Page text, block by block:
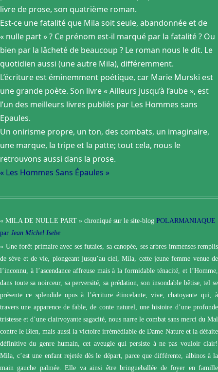
livre de prose, son quatrième roman.
Est-ce une fatalité que Mila soit seule, abandonnée et de
« nulle part » ? Ce prénom est-il marqué par la fatalité ? Ou
bien par la lâcheté de beaucoup ? Le roman nous le dit. Le
quotidien aussi (une autre Mila), différemment.
L’écriture est éminemment poétique, car Marie Murski est
une grande poète. Son livre « Ailleurs jusqu’à l’aube », est
l’un des meilleurs livres publiés par Les Hommes sans
Epaules.
Un onirisme propre, un ton, des combats, un imaginaire,
une marque, la tripe et la patte; tout cela, nous le
retrouvons aussi dans la prose.
« Les Hommes Sans Épaules »
« MILA DE NULLE PART » chroniqué sur le site-blog POLARMANIAQUE
par Jean Michel Isebe
« Une forêt primaire avec ses futaies, sa canopée, ses arbres immenses remplis
de sève et de vie, plongeant jusqu’au ciel, Mila, cette jeune femme venue de
l’inconnu, à l’ascendance affreuse mais à la formidable ténacité, et l’Homme,
dans toute sa noirceur, sa perversité, sa prédation, son insondable bêtise, tel se
présente ce splendide opus à l’écriture étincelante, vive, chatoyante qui, à
travers une apparence de fable, de conte naturel, une histoire d’une profonde
tristesse et d’une clairvoyante sagacité, nous narre le combat sans merci du Mal
contre le Bien, mais aussi la victoire irrémédiable de Dame Nature et la défaite
définitive du genre humain, cet aveugle qui persiste à ne pas vouloir clair!
Mila, c’est une enfant rejetée dès le départ, parce que différente, albinos à la
main gauche palmée. Elle va ainsi être bringueballée de foyer en famille